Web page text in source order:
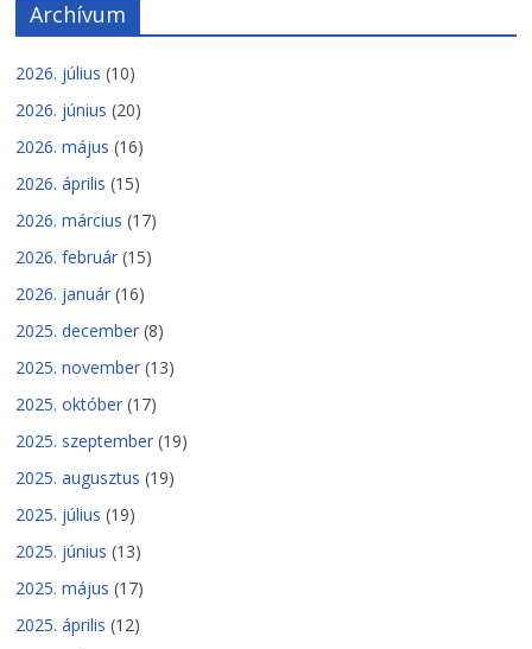
Archívum
2026. július (10)
2026. június (20)
2026. május (16)
2026. április (15)
2026. március (17)
2026. február (15)
2026. január (16)
2025. december (8)
2025. november (13)
2025. október (17)
2025. szeptember (19)
2025. augusztus (19)
2025. július (19)
2025. június (13)
2025. május (17)
2025. április (12)